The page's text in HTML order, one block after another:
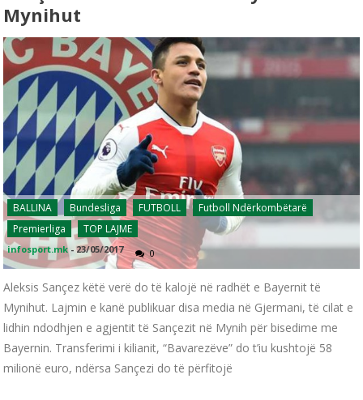
Mynihut
BALLINA Bundesliga FUTBOLL
Futboll Ndërkombëtarë
Premierliga
TOP LAJME
infosport.mk -23/05/2017 0
Aleksis Sançez këtë verë do të kalojë në radhët e Bayernit të
Mynihut. Lajmin e kanë publikuar disa media në Gjermani, të cilat e
lidhin ndodhjen e agjentit të Sançezit në Mynih për bisedime me
Bayernin. Transferimi i kilianit, “Bavarezëve” do t’iu kushtojë 58
milionë euro, ndërsa Sançezi do të përfitojë